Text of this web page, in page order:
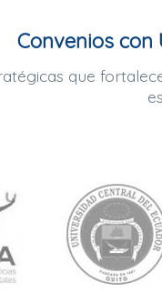
Convenios con
que